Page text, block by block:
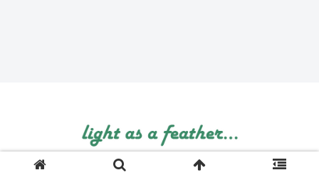
© 1999 light as a feather....